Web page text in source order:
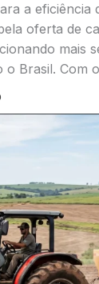
a
oferta de
mais
Brasil. Com